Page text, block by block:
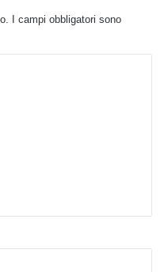
I campi obbligatori sono